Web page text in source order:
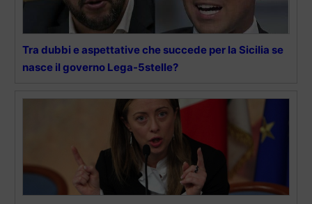
Tra dubbi e aspettative che succede per la Sicilia se
nasce il governo Lega-5stelle?